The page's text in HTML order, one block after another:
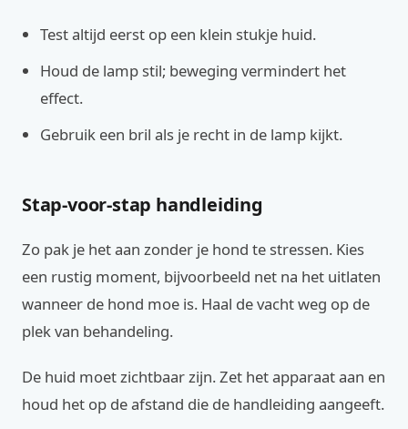
Test altijd eerst op een klein stukje huid.
Houd de lamp stil; beweging vermindert het
effect.
Gebruik een bril als je recht in de lamp kijkt.
Stap-voor-stap handleiding
Zo pak je het aan zonder je hond te stressen. Kies
een rustig moment, bijvoorbeeld net na het uitlaten
wanneer de hond moe is. Haal de vacht weg op de
plek van behandeling.
De huid moet zichtbaar zijn. Zet het apparaat aan en
houd het op de afstand die de handleiding aangeeft.